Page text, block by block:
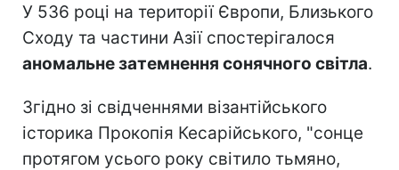
У 536 році на території Європи, Близького
Сходу та частини Азії спостерігалося
аномальне затемнення сонячного світла.
Згідно зі свідченнями візантійського
історика Прокопія Кесарійського, "сонце
протягом усього року світило тьмяно,